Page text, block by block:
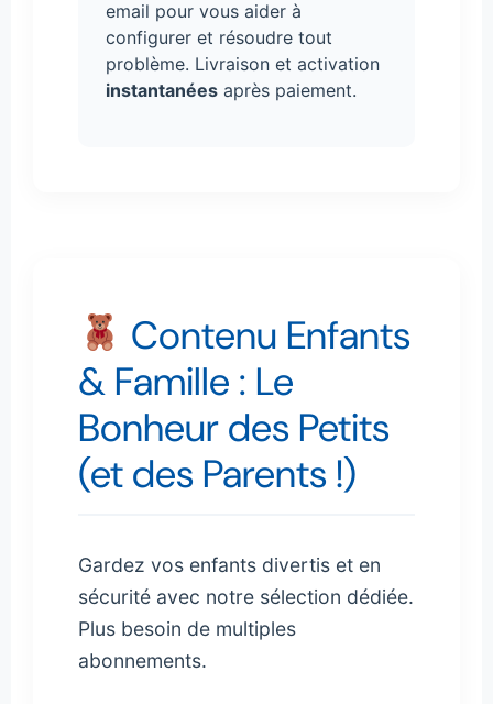
email pour vous aider à
configurer et résoudre tout
problème. Livraison et activation
instantanées après paiement.
Contenu Enfants
& Famille : Le
Bonheur des Petits
(et des Parents !)
Gardez vos enfants divertis et en
sécurité avec notre sélection dédiée.
Plus besoin de multiples
abonnements.